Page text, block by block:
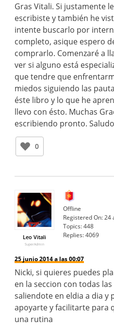
Gras Vitali. Si justamente
escribiste y también he
intente buscarlo por
completo, asique espero
comprarlo. Comenzaré a
ver si alguno está
que tendre que
miedos siguiendo las
éste libro y lo que he
llevo con ésto. Muchas
escribiendo pronto.
0
Leo Vitali
SuperAdmin
Offline
Registered On:24
Topics:448
Replies:4069
25 junio 2014 a las 00:07
Nicki, si quieres puedes
en la seccion con todas
saliendote en eldia a dia
apoyarte y facilitarte para
una rutina